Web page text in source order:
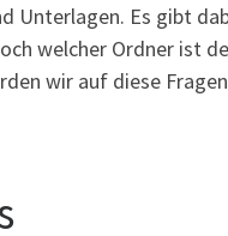
Unterlagen. Es gibt
welcher Ordner ist
wir auf diese